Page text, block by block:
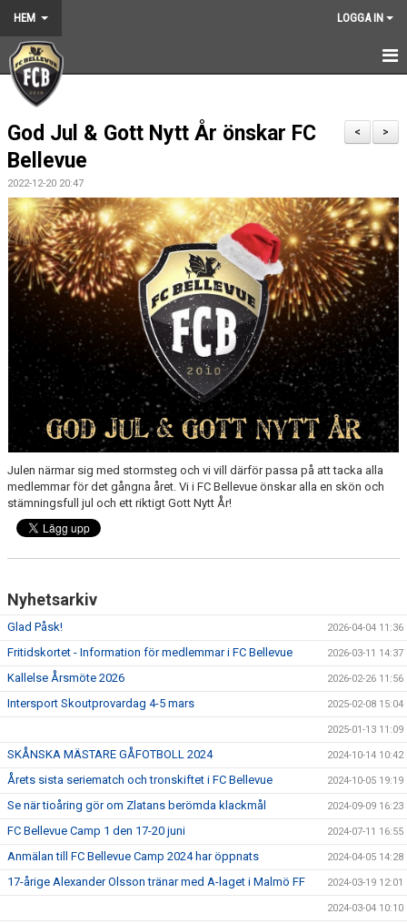
HEM LOGGA IN
HEM
NYHETER
GRUNDARNA
KONTAKT
KALENDER
BILDGALLERI
DOKUMENT
VÅRA LAG
MEDLEMSKAP
KLÄDBESTÄLLNING
SPONSORER
KLUBBMAGASIN
NATIONELLA SPELFORMER
PROVTRÄNING
VÄRDEGRUND
TRÄNARUTBILDNING
SUPPORTERPRYLAR
GÅBOLL
PROJEKT
>
<
God Jul & Gott Nytt År önskar FC
Bellevue
2022-12-20 20:47
Julen närmar sig med stormsteg och vi vill därför passa på att tacka alla
medlemmar för det gångna året. Vi i FC Bellevue önskar alla en skön och
stämningsfull jul och ett riktigt Gott Nytt År!
Nyhetsarkiv
Glad Påsk! 2026-04-04 11:36
Fritidskortet - Information för medlemmar i FC Bellevue 2026-03-11 14:37
Kallelse Årsmöte 2026 2026-02-26 11:56
Intersport Skoutprovardag 4-5 mars 2025-02-08 15:04
2025-01-13 11:09
SKÅNSKA MÄSTARE GÅFOTBOLL 2024 2024-10-14 10:42
Årets sista seriematch och tronskiftet i FC Bellevue 2024-10-05 19:19
Se när tioåring gör om Zlatans berömda klackmål 2024-09-09 16:23
FC Bellevue Camp 1 den 17-20 juni 2024-07-11 16:55
Anmälan till FC Bellevue Camp 2024 har öppnats 2024-04-05 14:28
17-årige Alexander Olsson tränar med A-laget i Malmö FF 2024-03-19 12:01
2024-03-04 10:10